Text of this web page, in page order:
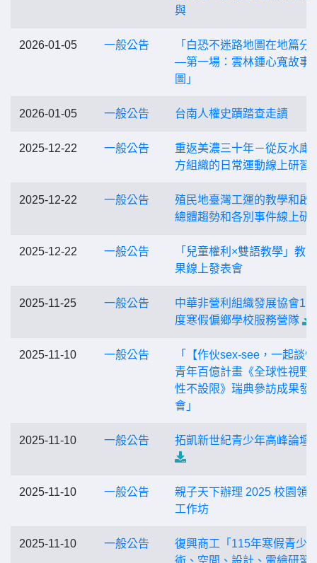
與
2026-01-05 一般公告
「白恐不迷路地圖在地篇分
—第一場：雲林鍾心寬故事
圖」
2026-01-05 一般公告 台南人權史蹟踏查走讀
2025-12-22 一般公告
重返美濃三十年－從反水庫
方組織的日常運動線上研習
2025-12-22 一般公告
殖民地臺灣工運的教學和啟
總體趨勢和各別事件線上研
2025-12-22 一般公告
「兒童權利×雙語教學」教
果線上發表會
2025-11-25 一般公告
中華非營利組織發展協會
度寒假偏鄉學校服務營隊
2025-11-10 一般公告
「【作伙sex-see，一起談
青年百億計畫《全球性視野
性不設限》瑞典參訪成果發
會」
2025-11-10 一般公告 拓凱新世紀青少年高峰論壇
2025-11-10 一般公告
親子天下辦理 2025 校園領
工作坊
2025-11-10 一般公告
復興商工「115年寒假青少
術、空間、設計、電繪研習